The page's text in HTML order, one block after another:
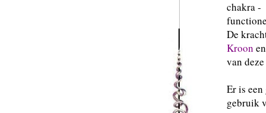
chakra -
De
Kroon
van
Er is
gebruik